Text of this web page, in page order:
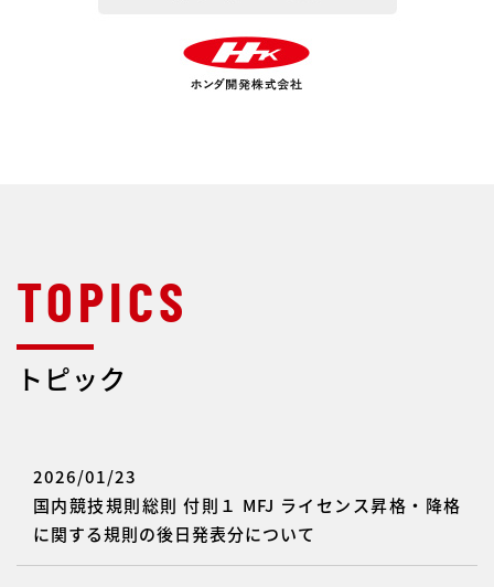
トピック
2026/01/23
国内競技規則総則 付則１ MFJ ライセンス昇格・降格
に関する規則の後日発表分について